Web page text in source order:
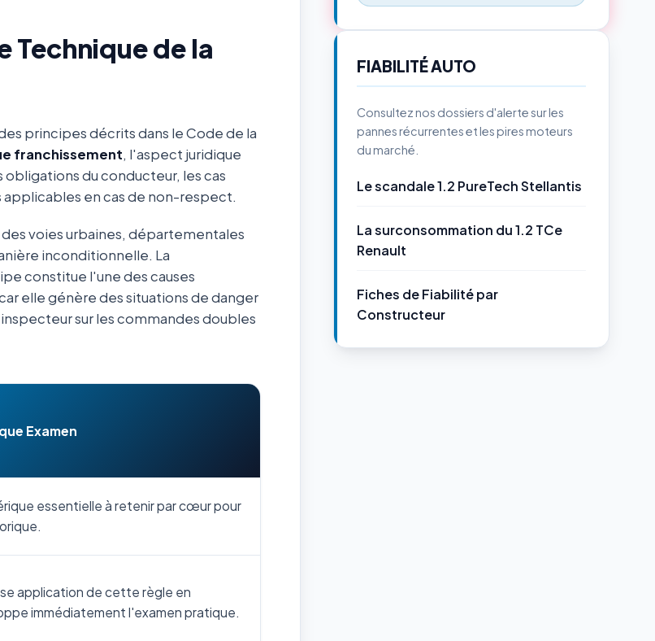
Technique de la
principes décrits dans le Code de la
franchissement, l'aspect juridique
du conducteur, les cas
en cas de non-respect.
voies urbaines, départementales
inconditionnelle. La
constitue l'une des causes
elle génère des situations de danger
sur les commandes doubles
Examen
essentielle à retenir par cœur pour
application de cette règle en
immédiatement l'examen pratique.
FIABILITÉ AUTO
Consultez nos dossiers d'alerte sur les
pannes récurrentes et les pires moteurs
du marché.
Le scandale 1.2 PureTech Stellantis
La surconsommation du 1.2 TCe
Renault
Fiches de Fiabilité par
Constructeur